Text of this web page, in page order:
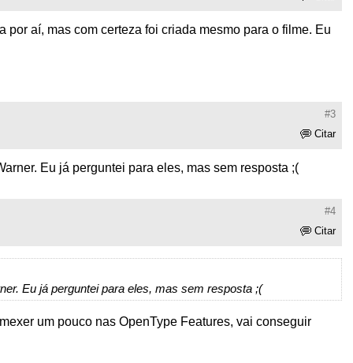
aí, mas com certeza foi criada mesmo para o filme. Eu
#3
Citar
Eu já perguntei para eles, mas sem resposta ;(
#4
Citar
Eu já perguntei para eles, mas sem resposta ;(
um pouco nas OpenType Features, vai conseguir